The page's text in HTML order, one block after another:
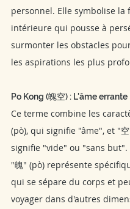
personnel. Elle symbolise la
intérieure qui pousse à
surmonter les obstacles
les aspirations les plus
Po Kong (魄空) : L'âme errante
Ce terme combine les
(pò), qui signifie "âme", et "
signifie "vide" ou "sans but".
"魄" (pò) représente
qui se sépare du corps et
voyager dans d'autres